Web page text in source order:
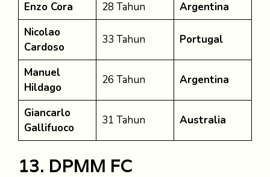
Enzo Cora 28 Tahun
Argentina
Nicolao
Cardoso
33 Tahun Portugal
Manuel
Hildago
26 Tahun Argentina
Giancarlo
Gallifuoco
31 Tahun Australia
13. DPMM FC